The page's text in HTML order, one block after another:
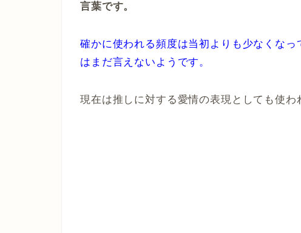
言葉です。
確かに使われる頻度は当初よりも少なくな
はまだ言えないようです。
現在は推しに対する愛情の表現としても使わ